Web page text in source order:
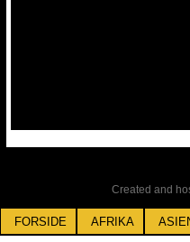
Created and
FORSIDE AFRIKA